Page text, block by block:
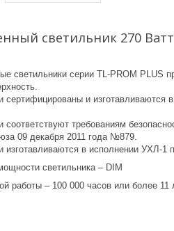
светильник 270 Ватт
светильники серии TL-PROM PLUS
сертифицированы и
соответствуют требованиям
09 декабря 2011 года №879.
изготавливаются в исполнении УХЛ-1
светильника – DIM
работы – 100 000 часов или более 11